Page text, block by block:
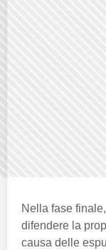
Nella fase finale,
difendere la
causa delle